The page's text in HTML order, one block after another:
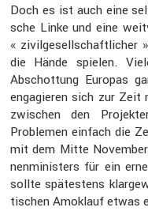
Doch es ist auch eine
sche Linke und eine
« zivil­ge­sell­schaft­li­cher
die Hände spielen.
Abschot­tung Europas
engagieren sich zur
zwischen den
Problemen einfach die
mit dem Mitte
nen­mi­nis­ters für ein
sollte spätes­tens
ti­schen Amoklauf etwas